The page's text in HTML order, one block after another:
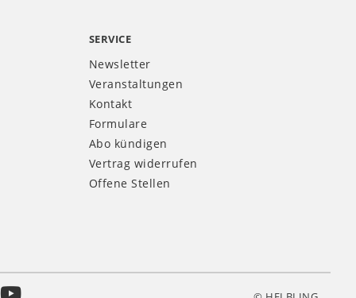
SERVICE
Newsletter
Veranstaltungen
Kontakt
Formulare
Abo kündigen
Vertrag widerrufen
Offene Stellen